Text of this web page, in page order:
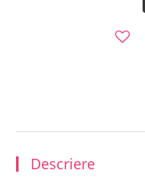
Descriere